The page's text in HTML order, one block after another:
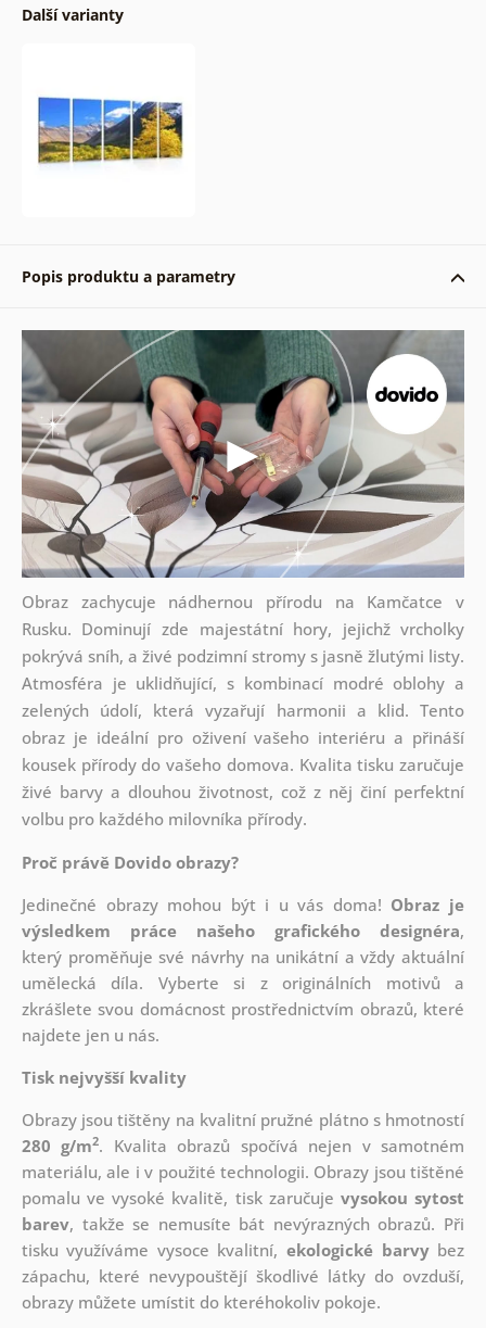
Další varianty
Popis produktu a parametry
Obraz zachycuje nádhernou přírodu na Kamčatce v
Rusku. Dominují zde majestátní hory, jejichž vrcholky
pokrývá sníh, a živé podzimní stromy s jasně žlutými listy.
Atmosféra je uklidňující, s kombinací modré oblohy a
zelených údolí, která vyzařují harmonii a klid. Tento
obraz je ideální pro oživení vašeho interiéru a přináší
kousek přírody do vašeho domova. Kvalita tisku zaručuje
živé barvy a dlouhou životnost, což z něj činí perfektní
volbu pro každého milovníka přírody.
Proč právě Dovido obrazy?
Jedinečné obrazy mohou být i u vás doma! Obraz je
výsledkem práce našeho grafického designéra,
který proměňuje své návrhy na unikátní a vždy aktuální
umělecká díla. Vyberte si z originálních motivů a
zkrášlete svou domácnost prostřednictvím obrazů, které
najdete jen u nás.
Tisk nejvyšší kvality
Obrazy jsou tištěny na kvalitní pružné plátno s hmotností
280 g/m2. Kvalita obrazů spočívá nejen v samotném
materiálu, ale i v použité technologii. Obrazy jsou tištěné
pomalu ve vysoké kvalitě, tisk zaručuje vysokou sytost
barev, takže se nemusíte bát nevýrazných obrazů. Při
tisku využíváme vysoce kvalitní,ekologické barvybez
zápachu, které nevypouštějí škodlivé látky do ovzduší,
obrazy můžete umístit do kteréhokoliv pokoje.